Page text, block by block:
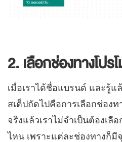
2. เลือกช่องทางโป
เมื่อเราได้ชื่อแบรนด์ และรู้แ
สเต็ปถัดไปคือการเลือกช่อง
จริงแล้วเราไม่จำเป็นต้องเลื
ไหน เพราะแต่ละช่องทางก็มี